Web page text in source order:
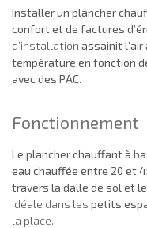
Installer un plancher
confort et de factures
d’installation assainit l’air
température en fonction
avec des PAC.
Fonctionnement
Le plancher chauffant à
eau chauffée entre 20 et
travers la dalle de sol et
idéale dans les petits
la place.